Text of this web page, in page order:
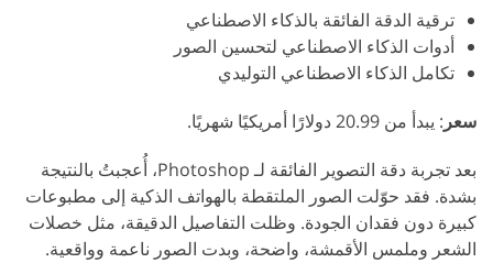
ترقية الدقة الفائقة بالذكاء الاصطناعي
أدوات الذكاء الاصطناعي لتحسين الصور
تكامل الذكاء الاصطناعي التوليدي
سعر : يبدأ من 20.99 دولارًا أمريكيًا شهريًا.
بعد تجربة دقة التصوير الفائقة لـ Photoshop، أُعجبتُ بالنتيجة
بشدة. فقد حوّلت الصور الملتقطة بالهواتف الذكية إلى مطبوعات
كبيرة دون فقدان الجودة. وظلت التفاصيل الدقيقة، مثل خصلات
الشعر وملمس الأقمشة، واضحة، وبدت الصور ناعمة وواقعية.